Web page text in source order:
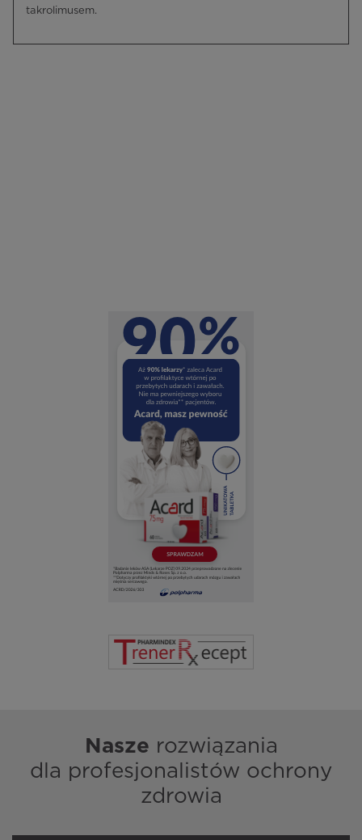
takrolimusem.
Nasze rozwiązania
dla profesjonalistów ochrony
zdrowia